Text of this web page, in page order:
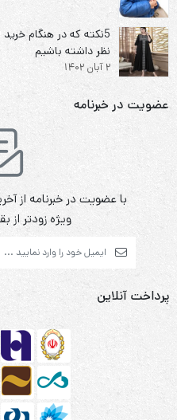
5نکته که در هنگام خرید
نظر داشته باشیم
2 آبان 1402
عضویت در خبرنامه
با عضویت در خبرنامه از
ویژه زودتر از
پرداخت آنلاین